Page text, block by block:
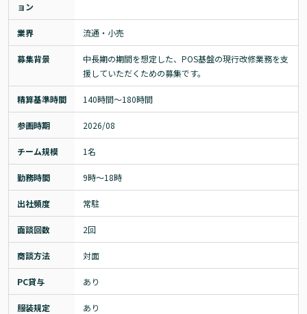
ョン
業界 流通・小売
募集背景
中長期の期間を想定した、POS基盤の現行改修業務を支
援していただくための募集です。
精算基準時間 140時間〜180時間
参画時期 2026/08
チーム規模 1名
勤務時間 9時～18時
出社頻度 常駐
面談回数 2回
商談方法 対面
PC貸与 あり
服装規定 あり